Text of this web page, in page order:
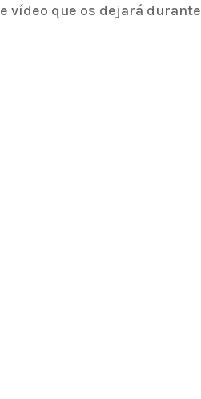
vídeo que os dejará